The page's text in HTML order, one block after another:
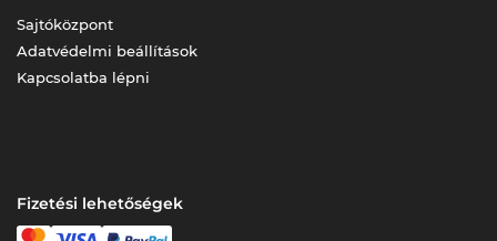
Sajtóközpont
Adatvédelmi beállítások
Kapcsolatba lépni
Fizetési lehetőségek